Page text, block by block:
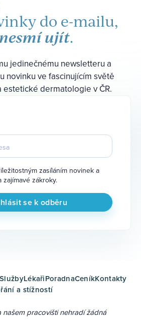
do e-mailu,
nesmí ujít.
jedinečnému newsletteru a
novinku ve fascinujícím světě
dermatologie v ČR.
zasíláním novinek a
zákroky.
SlužbyLékařiPoradnaCeníkKontakty
a stížností
pracovišti nehradí žádná